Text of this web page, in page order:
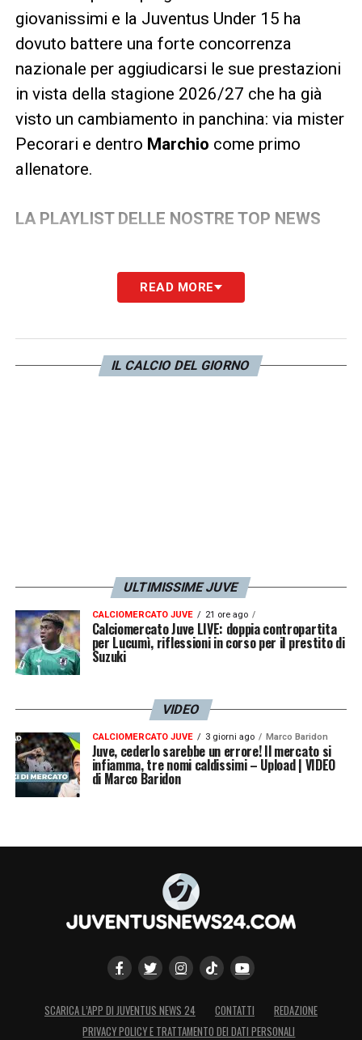
giovanissimi e la Juventus Under 15 ha
dovuto battere una forte concorrenza
nazionale per aggiudicarsi le sue prestazioni
in vista della stagione 2026/27 che ha già
visto un cambiamento in panchina: via mister
Pecorari e dentro Marchio come primo
allenatore.
LA PLAYLIST DELLE NOSTRE TOP NEWS
READ MORE
IL CALCIO DEL GIORNO
ULTIMISSIME JUVE
CALCIOMERCATO JUVE 21 ore ago
Calciomercato Juve LIVE: doppia contropartita
per Lucumì, riflessioni in corso per il prestito di
Suzuki
VIDEO
CALCIOMERCATO JUVE 3 giorni ago Marco Baridon
Juve, cederlo sarebbe un errore! Il mercato si
infiamma, tre nomi caldissimi – Upload | VIDEO
di Marco Baridon
SCARICA L’APP DI JUVENTUS NEWS 24 CONTATTI
REDAZIONE
PRIVACY POLICY E TRATTAMENTO DEI DATI PERSONALI